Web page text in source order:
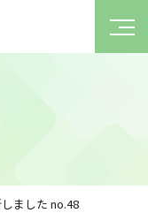
ました no.48